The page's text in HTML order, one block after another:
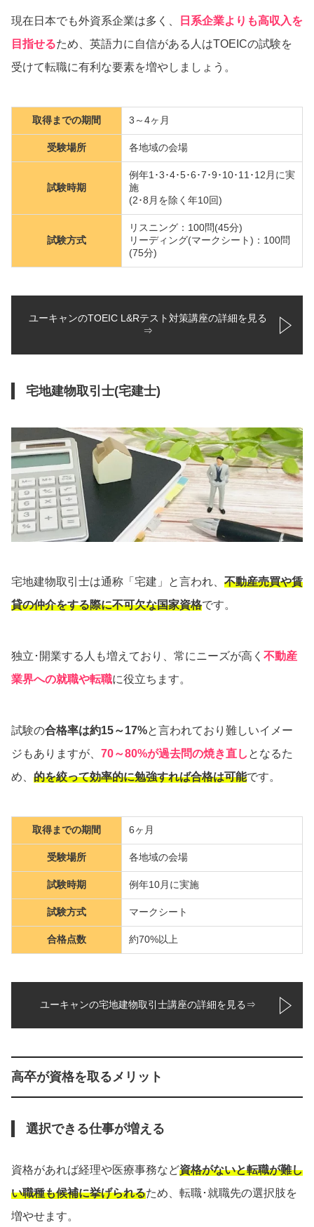
現在日本でも外資系企業は多く、
日系企業よりも高収入を
目指せるため、英語力に自信がある人はTOEICの試験を
受けて転職に有利な要素を増やしましょう。
取得までの期間 3～4ヶ月
受験場所 各地域の会場
試験時期
例年1･3･4･5･6･7･9･10･11･12月に実
施
(2･8月を除く年10回)
試験方式
リスニング：100問(45分)
リーディング(マークシート)：100問
(75分)
ユーキャンのTOEIC L&Rテスト対策講座の詳細を見る
⇒
宅地建物取引士(宅建士)
宅地建物取引士は通称「宅建」と言われ、 不動産売買や賃
貸の仲介をする際に不可欠な国家資格です。
独立･開業する人も増えており、常にニーズが高く 不動産
業界への就職や転職に役立ちます。
試験の合格率は約15～17%と言われており難しいイメー
ジもありますが、 70～80%が過去問の焼き直し となるた
め、 的を絞って効率的に勉強すれば合格は可能です。
取得までの期間 6ヶ月
受験場所 各地域の会場
試験時期 例年10月に実施
試験方式 マークシート
合格点数 約70%以上
ユーキャンの宅地建物取引士講座の詳細を見る⇒
高卒が資格を取るメリット
選択できる仕事が増える
資格があれば経理や医療事務など資格がないと転職が難し
い職種も候補に挙げられるため、転職･就職先の選択肢を
増やせます。